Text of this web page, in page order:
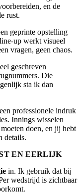
en de
rust.
geprinte opstelling
up werkt visueel
vragen, geen chaos.
geschreven
Die
sta ik dan
professionele indruk
Innings wisselen
doen, en jij hebt
details.
EN EERLIJK
in. Ik gebruik dat bij
wedstrijd is zichtbaar